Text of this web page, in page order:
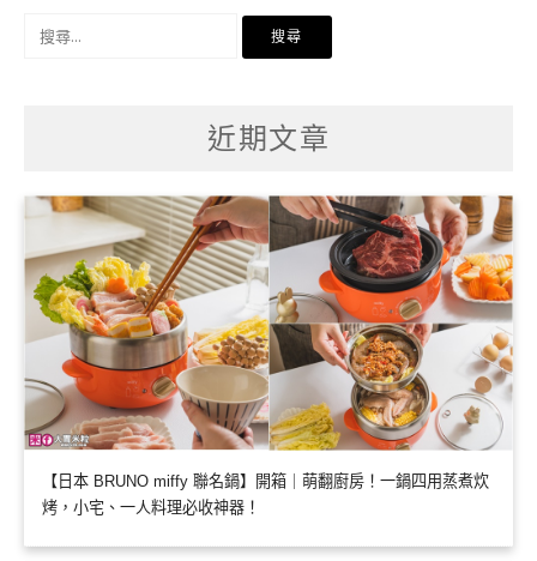
近期文章
【日本 BRUNO miffy 聯名鍋】開箱｜萌翻廚房！一鍋四用蒸煮炊
烤，小宅、一人料理必收神器！